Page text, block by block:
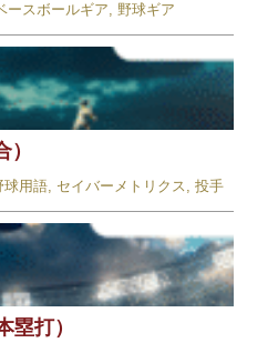
ースボールギア, 野球ギア
球用語, セイバーメトリクス, 投手
塁打）